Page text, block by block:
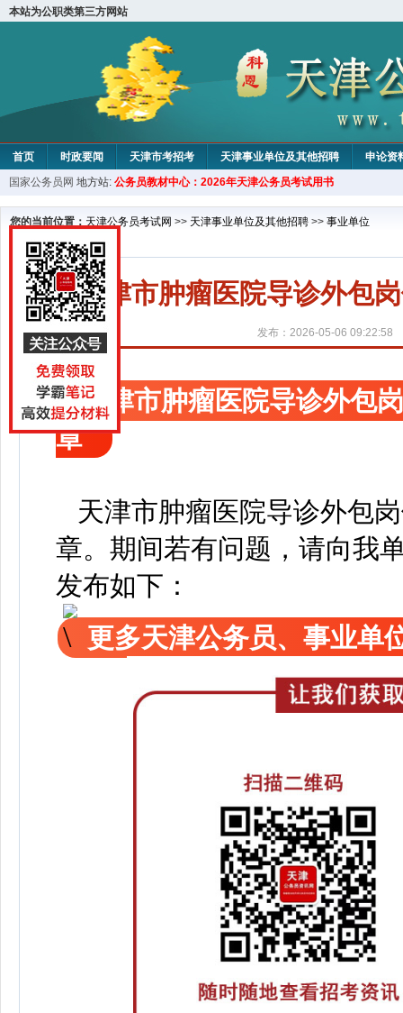
本站为公职类第三方网站
首页 时政要闻 天津市考招考 天津事业单位及其他招聘 申论资
教材中心
国家公务员网 地方站: 公务员教材中心：2026年天津公务员考试用书
您的当前位置： 天津公务员考试网 >> 天津事业单位及其他招聘 >> 事业单位
天津市肿瘤医院导诊外包
发布：2026-05-06 09:22:58
天津市肿瘤医院导诊外包
章
天津市肿瘤医院导诊外包
章。 期间若有问题，请向我
发布如下：
更多天津公务员、事业单